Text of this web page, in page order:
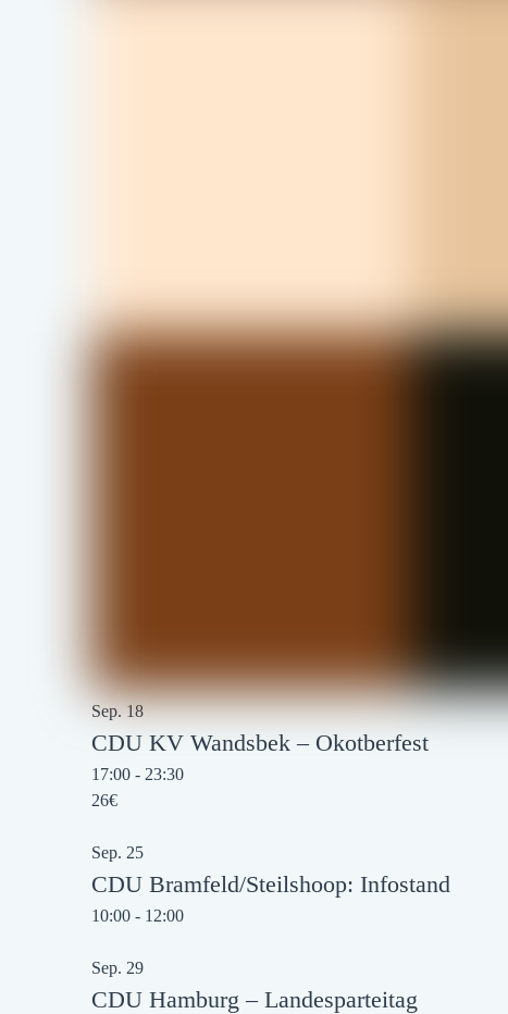
Sep.18
CDU KV Wandsbek – Okotberfest
17:00 - 23:30
26€
Sep. 25
CDU Bramfeld/Steilshoop: Infostand
10:00 - 12:00
Sep. 29
CDU Hamburg – Landesparteitag